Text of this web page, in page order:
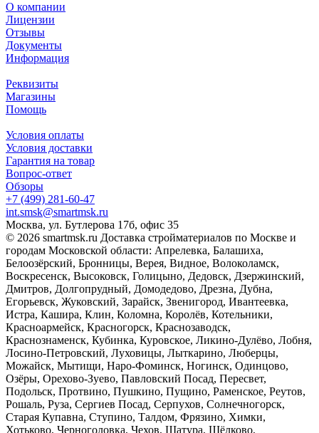
О компании
Лицензии
Отзывы
Документы
Информация
Реквизиты
Магазины
Помощь
Условия оплаты
Условия доставки
Гарантия на товар
Вопрос-ответ
Обзоры
+7 (499) 281-60-47
int.smsk@smartmsk.ru
Москва, ул. Бутлерова 17б, офис 35
© 2026 smartmsk.ru Доставка стройматериалов по Москве и
городам Московской области: Апрелевка, Балашиха,
Белоозёрский, Бронницы, Верея, Видное, Волоколамск,
Воскресенск, Высоковск, Голицыно, Дедовск, Дзержинский,
Дмитров, Долгопрудный, Домодедово, Дрезна, Дубна,
Егорьевск, Жуковский, Зарайск, Звенигород, Ивантеевка,
Истра, Кашира, Клин, Коломна, Королёв, Котельники,
Красноармейск, Красногорск, Краснозаводск,
Краснознаменск, Кубинка, Куровское, Ликино-Дулёво, Лобня,
Лосино-Петровский, Луховицы, Лыткарино, Люберцы,
Можайск, Мытищи, Наро-Фоминск, Ногинск, Одинцово,
Озёры, Орехово-Зуево, Павловский Посад, Пересвет,
Подольск, Протвино, Пушкино, Пущино, Раменское, Реутов,
Рошаль, Руза, Сергиев Посад, Серпухов, Солнечногорск,
Старая Купавна, Ступино, Талдом, Фрязино, Химки,
Хотьково, Черноголовка, Чехов, Шатура, Щёлково,